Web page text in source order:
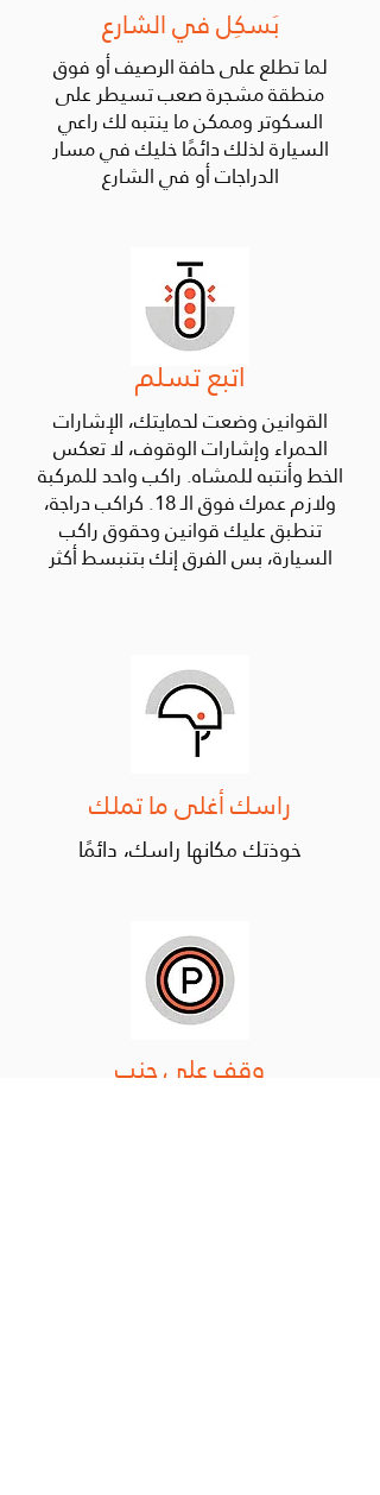
بَسكِل في الشارع
لما تطلع على حافة الرصيف أو فوق
منطقة مشجرة صعب تسيطر على
السكوتر وممكن ما ينتبه لك راعي
السيارة لذلك دائمًا خليك في مسار
الدراجات أو في الشارع
اتبع تسلم
القوانين وضعت لحمايتك، الإشارات
الحمراء وإشارات الوقوف، لا تعكس
الخط وأنتبه للمشاه. راكب واحد للمركبة
ولازم عمرك فوق الـ 18. كراكب دراجة،
تنطبق عليك قوانين وحقوق راكب
السيارة، بس الفرق إنك بتنبسط أكثر
راسك أغلى ما تملك
خوذتك مكانها راسك، دائمًا
وقف على جنب